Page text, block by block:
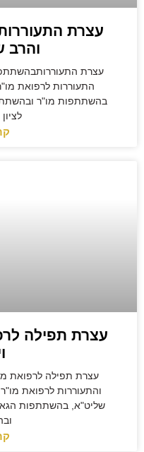
עצרת
והרב
עצרת
התעוררות לרפואת
בהשתתפות מו"ר
עצרת תפילה
עצרת תפילה לרפואת
והתעוררות לרפואת
שליט"א, בהשתתפות